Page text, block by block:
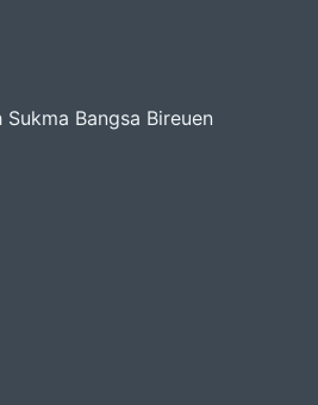
Bangsa Bireuen